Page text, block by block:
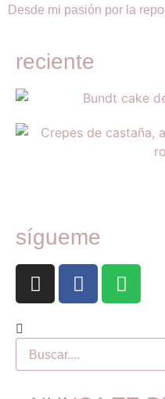
reciente
sígueme
Desde mi pasión por la